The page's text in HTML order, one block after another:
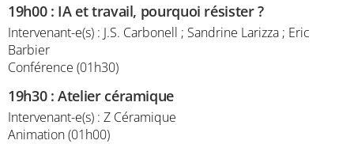
19h00: IA et travail, pourquoi résister ?
Intervenant-e(s) : J.S. Carbonell ; Sandrine Larizza ; Eric
Barbier
Conférence (01h30)
19h30:Atelier céramique
Intervenant-e(s) : Z Céramique
Animation (01h00)